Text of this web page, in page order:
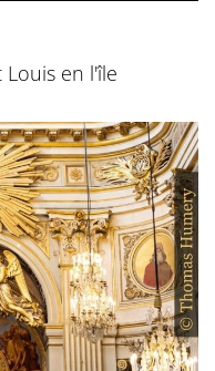
Louis en l'île